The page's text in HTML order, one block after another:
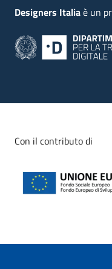
Designers Italiaè un
Con il contributo di